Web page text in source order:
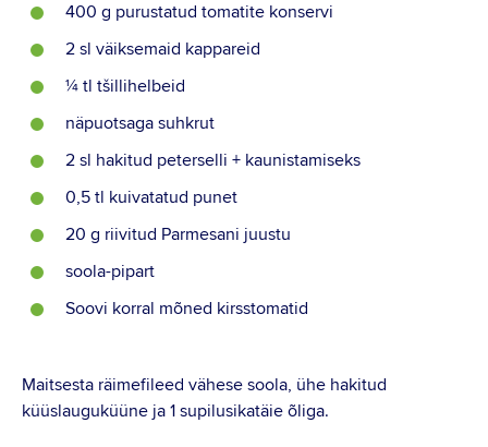
400 g purustatud tomatite konservi
2 sl väiksemaid kappareid
¼ tl tšillihelbeid
näpuotsaga suhkrut
2 sl hakitud peterselli + kaunistamiseks
0,5 tl kuivatatud punet
20 g riivitud Parmesani juustu
soola-pipart
Soovi korral mõned kirsstomatid
Maitsesta räimefileed vähese soola, ühe hakitud
küüslauguküüne ja 1 supilusikatäie õliga.